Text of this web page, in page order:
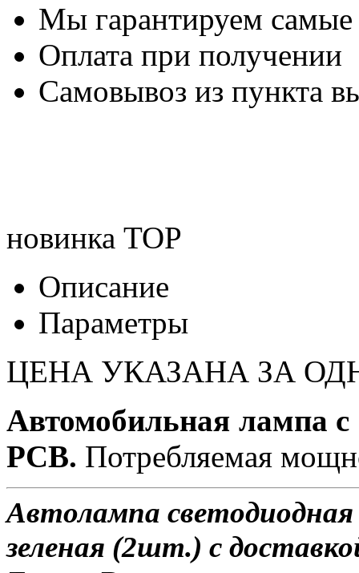
Мы гарантируем
Оплата при получении
Самовывоз из пункта
новинка TOP
Описание
Параметры
ЦЕНА УКАЗАНА ЗА
Автомобильная лампа
PCB. Потребляемая
Автолампа
зеленая (2шт.) с